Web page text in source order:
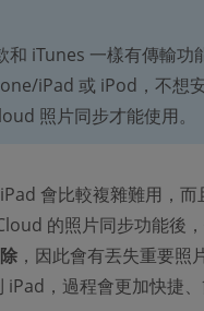
iTunes 一樣有傳輸功
iPad 或 iPod，不想
照片同步才能使用。
會比較複雜難用，而
的照片同步功能後，
，因此會有丟失重要照
iPad，過程會更加快捷